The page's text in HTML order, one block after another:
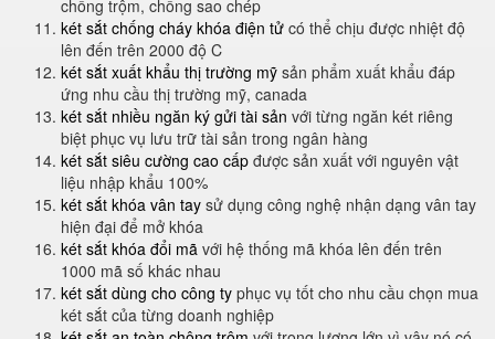
chống trộm, chống sao chép
két sắt chống cháy khóa điện tử có thể chịu được nhiệt độ
lên đến trên 2000 độ C
két sắt xuất khẩu thị trường mỹ sản phẩm xuất khẩu đáp
ứng nhu cầu thị trường mỹ, canada
két sắt nhiều ngăn ký gửi tài sản với từng ngăn két riêng
biệt phục vụ lưu trữ tài sản trong ngân hàng
két sắt siêu cường cao cấp được sản xuất với nguyên vật
liệu nhập khẩu 100%
két sắt khóa vân tay sử dụng công nghệ nhận dạng vân tay
hiện đại để mở khóa
két sắt khóa đổi mã với hệ thống mã khóa lên đến trên
1000 mã số khác nhau
két sắt dùng cho công ty phục vụ tốt cho nhu cầu chọn mua
két sắt của từng doanh nghiệp